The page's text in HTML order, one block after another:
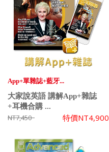
App+單雜誌+藍牙...
大家說英語 講解App+雜誌
+耳機合購 ...
NT7,450 特價NT4,900